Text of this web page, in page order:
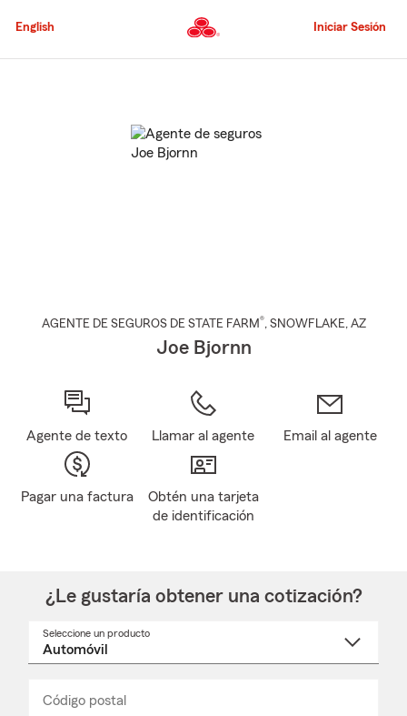
al
principal
English Iniciar Sesión
AGENTE DE SEGUROS DE STATE FARM®, SNOWFLAKE, AZ
Joe Bjornn
Agente de texto Llamar al agente Email al agente
Pagar una factura
Obtén una tarjeta
de identificación
¿Le gustaría obtener una cotización?
Seleccione un producto
Código postal
_____